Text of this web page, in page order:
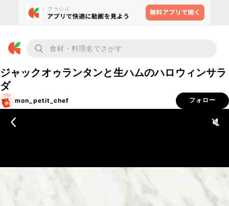
ジャックオゥランタンと生ハムのハロウィンサラ
ダ
mon_petit_chef フォロー